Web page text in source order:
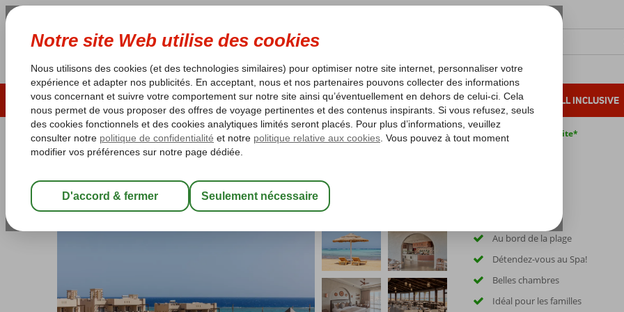
ÉTÉ 2026 LAST MINUTES SOLEIL D'HIVER VACANCES AU SOLEIL ALL INCLUSIVE
Les garanties de vacances Garantie du prix le plus bas* Pas de surcharge carburant Annulation gratuite*
True Beach Resort
Au bord de la plage
Détendez-vous au Spa!
Belles chambres
Idéal pour les familles